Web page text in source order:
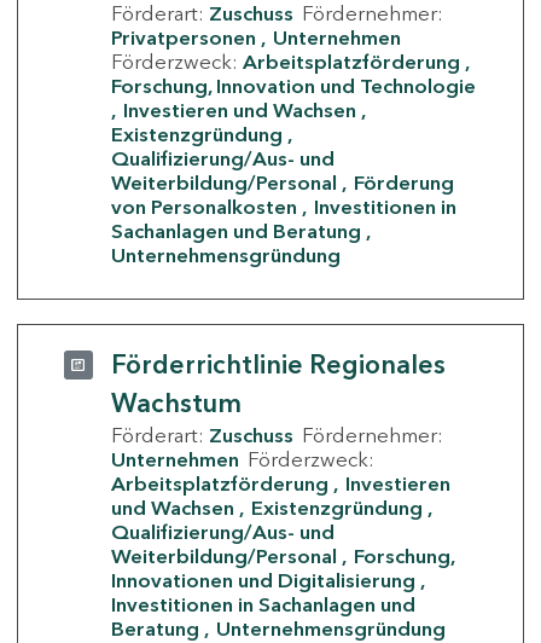
Förderart: Zuschuss Fördernehmer:
Privatpersonen
Unternehmen
Förderzweck: Arbeitsplatzförderung
Forschung, Innovation und Technologie
Investieren und Wachsen
Existenzgründung
Qualifizierung/Aus- und
Weiterbildung/Personal
Förderung
von Personalkosten
Investitionen in
Sachanlagen und Beratung
Unternehmensgründung
Förderrichtlinie Regionales
Wachstum
Förderart: Zuschuss Fördernehmer:
Unternehmen Förderzweck:
Arbeitsplatzförderung
Investieren
und Wachsen
Existenzgründung
Qualifizierung/Aus- und
Weiterbildung/Personal
Forschung,
Innovationen und Digitalisierung
Investitionen in Sachanlagen und
Beratung
Unternehmensgründung